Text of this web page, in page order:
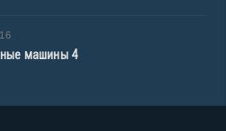
машины 4